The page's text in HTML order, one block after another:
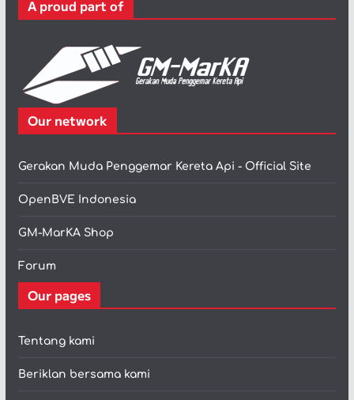
A proud part of
Our network
Gerakan Muda Penggemar Kereta Api - Official Site
OpenBVE Indonesia
GM-MarKA Shop
Forum
Our pages
Tentang kami
Beriklan bersama kami